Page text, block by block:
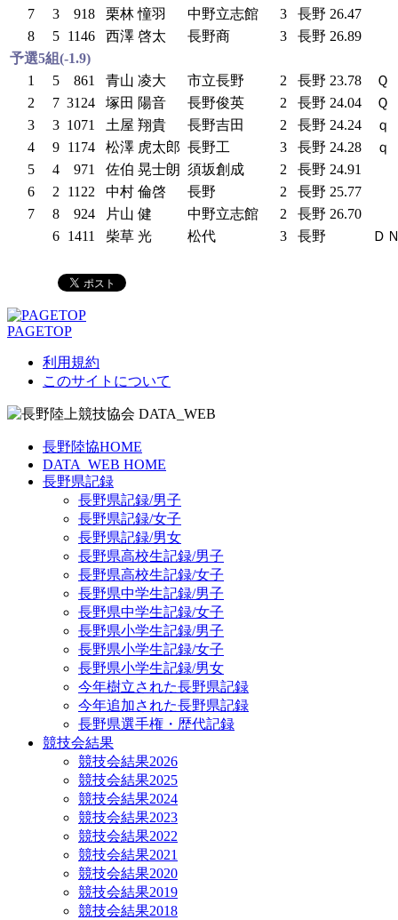
7
3 918 栗林 憧羽 中野立志館 3 長野 26.47
8
5 1146 西澤 啓太 長野商 3 長野 26.89
予選5組(-1.9)
1
5 861 青山 凌大 市立長野 2 長野 23.78
Ｑ
2
7 3124 塚田 陽音 長野俊英 2 長野 24.04
Ｑ
3
3 1071 土屋 翔貴 長野吉田 2 長野 24.24
ｑ
4
9 1174 松澤 虎太郎 長野工 3 長野 24.28
ｑ
5
4 971 佐伯 晃士朗 須坂創成 2 長野 24.91
6
2 1122 中村 倫啓 長野 2 長野 25.77
7
8 924 片山 健 中野立志館 2 長野 26.70
6 1411 柴草 光 松代 3 長野 Ｄ
PAGETOP
利用規約
このサイトについて
長野陸協HOME
DATA_WEB HOME
長野県記録
長野県記録/男子
長野県記録/女子
長野県記録/男女
長野県高校生記録/男子
長野県高校生記録/女子
長野県中学生記録/男子
長野県中学生記録/女子
長野県小学生記録/男子
長野県小学生記録/女子
長野県小学生記録/男女
今年樹立された長野県記録
今年追加された長野県記録
長野県選手権・歴代記録
競技会結果
競技会結果2026
競技会結果2025
競技会結果2024
競技会結果2023
競技会結果2022
競技会結果2021
競技会結果2020
競技会結果2019
競技会結果2018